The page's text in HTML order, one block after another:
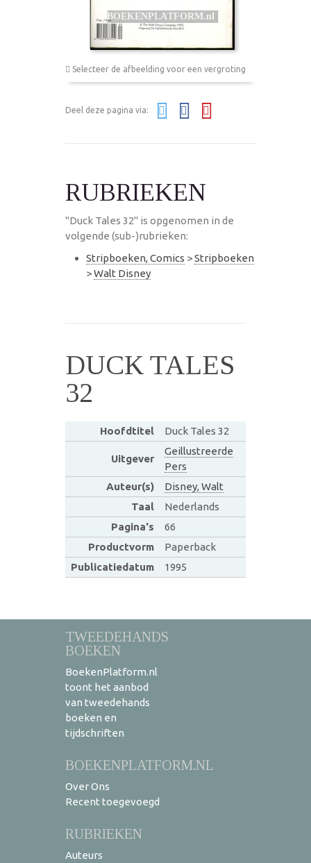
Selecteer de afbeelding voor een vergroting
Deel deze pagina via:
RUBRIEKEN
"Duck Tales 32" is opgenomen in de
volgende (sub-)rubrieken:
Stripboeken, Comics >Stripboeken
>Walt Disney
DUCK TALES
32
Hoofdtitel Duck Tales 32
Uitgever
Geillustreerde
Pers
Auteur(s)
Disney, Walt
Taal
Nederlands
Pagina's
66
Productvorm
Paperback
Publicatiedatum
1995
TWEEDEHANDS
BOEKEN
BoekenPlatform.nl
toont het aanbod
van tweedehands
boeken en
tijdschriften
BOEKENPLATFORM.NL
Over Ons
Recent toegevoegd
RUBRIEKEN
Auteurs